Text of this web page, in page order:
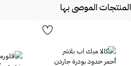
المنتجات الموصى بها